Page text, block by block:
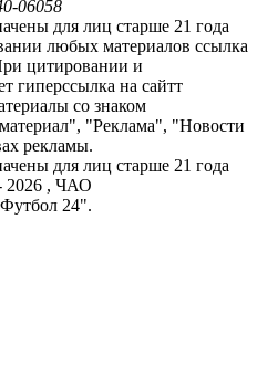
06058
для лиц старше 21 года
любых материалов ссылка
цитировании и
гиперссылка на сайтт
со знаком
"Реклама", "Новости
рекламы.
для лиц старше 21 года
2026 , ЧАО
24".